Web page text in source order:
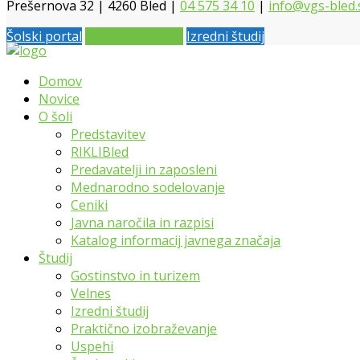
Prešernova 32 | 4260 Bled | 04 575 34 10 | info@vgs-
Šolski portal
Izredni študij
Domov
Novice
O šoli
Predstavitev
RIKLIBled
Predavatelji in zaposleni
Mednarodno sodelovanje
Ceniki
Javna naročila in razpisi
Katalog informacij javnega značaja
Študij
Gostinstvo in turizem
Velnes
Izredni študij
Praktično izobraževanje
Uspehi